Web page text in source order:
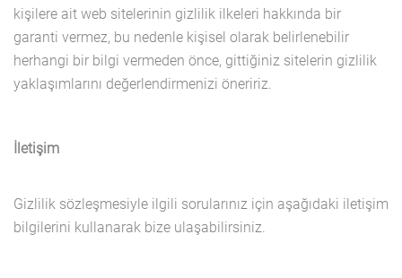
kişilere ait web sitelerinin gizlilik ilkeleri hakkında bir
garanti vermez, bu nedenle kişisel olarak belirlenebilir
herhangi bir bilgi vermeden önce, gittiğiniz sitelerin gizlilik
yaklaşımlarını değerlendirmenizi öneririz.
İletişim
Gizlilik sözleşmesiyle ilgili sorularınız için aşağıdaki iletişim
bilgilerini kullanarak bize ulaşabilirsiniz.